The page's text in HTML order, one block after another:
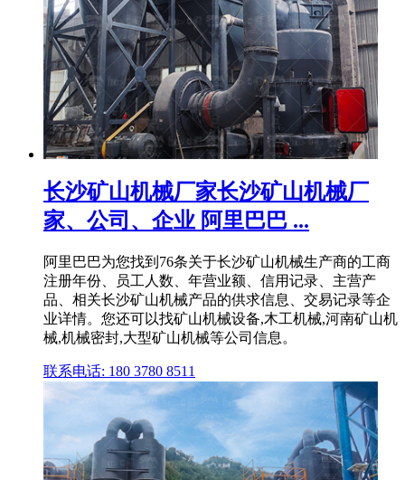
长沙矿山机械厂家长沙矿山机械厂
家、公司、企业 阿里巴巴 ...
阿里巴巴为您找到76条关于长沙矿山机械生产商的工商
注册年份、员工人数、年营业额、信用记录、主营产
品、相关长沙矿山机械产品的供求信息、交易记录等企
业详情。您还可以找矿山机械设备,木工机械,河南矿山机
械,机械密封,大型矿山机械等公司信息。
联系电话: 180 3780 8511